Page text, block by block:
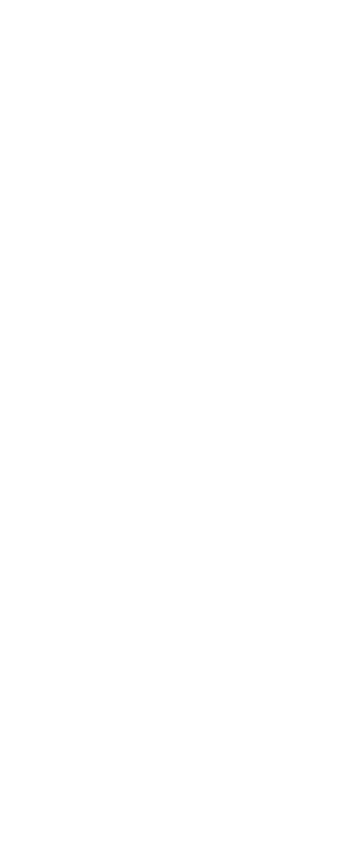
plus important de sa vie. Thermes, massage,
pouvez compléter ce
de Pilâtes.
entre copines
toujours une
? Dans ce cas, le yoga est une activité
se déstresser avant le jour J ! Vous pouvez
un EVJF fun
de la mariée, rien de tel qu’une
: faîtes en sorte qu’elle puisse en
aussi
qui apprécie la musique.